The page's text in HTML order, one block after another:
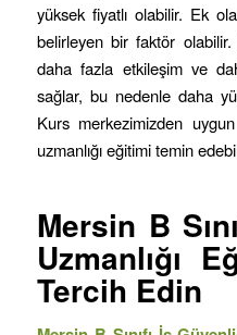
yüksek fiyatlı olabilir. Ek
belirleyen bir faktör olabilir.
daha fazla etkileşim ve
sağlar, bu nedenle daha
Kurs merkezimizden
uzmanlığı eğitimi temin
Mersin B
Uzmanlığı
Tercih Edin